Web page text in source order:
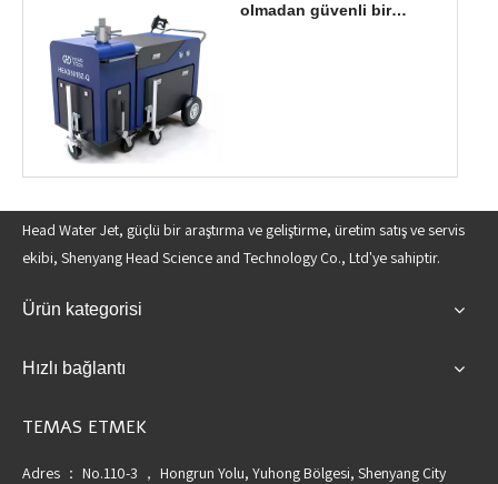
olmadan güvenli bir
Head Water Jet, güçlü bir araştırma ve geliştirme, üretim satış ve servis
ekibi, Shenyang Head Science and Technology Co., Ltd'ye sahiptir.
Ürün kategorisi
Hızlı bağlantı
TEMAS ETMEK
Adres ： No.110-3 ， Hongrun Yolu, Yuhong Bölgesi, Shenyang City